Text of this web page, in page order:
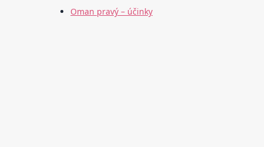
Oman pravý – účinky